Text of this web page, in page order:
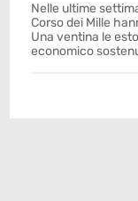
Nelle ultime
Corso dei Mille
Una ventina le
economico